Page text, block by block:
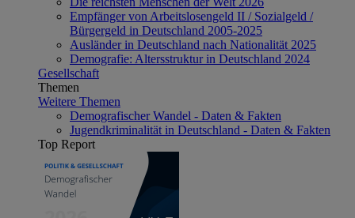
Empfänger von Arbeitslosengeld II / Sozialgeld /
Bürgergeld in Deutschland 2005-2025
Ausländer in Deutschland nach Nationalität 2025
Demografie: Altersstruktur in Deutschland 2024
Gesellschaft
Themen
Weitere Themen
Demografischer Wandel - Daten & Fakten
Jugendkriminalität in Deutschland - Daten & Fakten
Top Report